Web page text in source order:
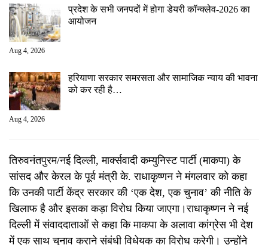
प्रदेश के सभी जनपदों में होगा डेयरी कॉन्क्लेव-2026 का
आयोजन
Aug 4, 2026
हरियाणा सरकार समरसता और सामाजिक न्याय की भावना
को कर रही है…
Aug 4, 2026
तिरुवनंतपुरम/नई दिल्ली, मार्क्सवादी कम्युनिस्ट पार्टी (माकपा) के
सांसद और केरल के पूर्व मंत्री के. राधाकृष्णन ने मंगलवार को कहा
कि उनकी पार्टी केंद्र सरकार की ‘एक देश, एक चुनाव’ की नीति के
खिलाफ है और इसका कड़ा विरोध किया जाएगा।राधाकृष्णन ने नई
दिल्ली में संवाददाताओं से कहा कि माकपा के अलावा कांग्रेस भी देश
में एक साथ चुनाव कराने संबंधी विधेयक का विरोध करेगी। उन्होंने